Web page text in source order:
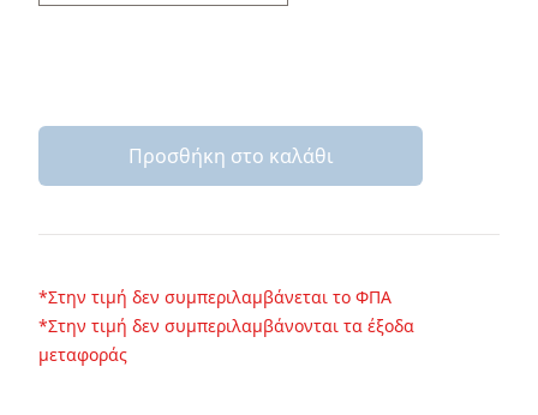
Προσθήκη στο καλάθι
*Στην τιμή δεν συμπεριλαμβάνεται το ΦΠΑ
*Στην τιμή δεν συμπεριλαμβάνονται τα έξοδα
μεταφοράς